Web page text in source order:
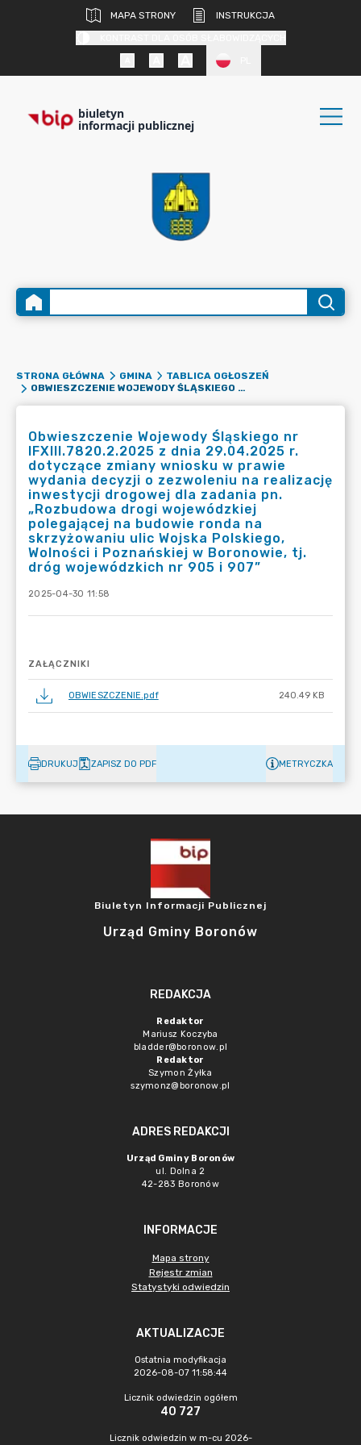
MAPA STRONY
INSTRUKCJA
biuletyn
informacji publicznej
STRONA GŁÓWNA GMINA
TABLICA OGŁOSZEŃ
OBWIESZCZENIE WOJEWODY ŚLĄSKIEGO NR IFXIII.7820.2.2025 Z DNIA 29.04.2025 R. DOTYCZĄCE ZMIANY WNIOSKU W PRAWIE WYDANIA DECYZJI O ZEZWOLENIU NA REALIZACJĘ INWESTYCJI DROGOWEJ DLA ZADANIA PN. „ROZBUDOWA DROGI WOJEWÓDZKIEJ POLEGAJĄCEJ NA BUDOWIE RONDA NA SKRZYŻOWANIU ULIC WOJSKA POLSKIEGO, WOLNOŚCI I POZNAŃSKIEJ W BORONOWIE, TJ. DRÓG WOJEWÓDZKICH NR 905 I 907”
Obwieszczenie Wojewody Śląskiego nr
IFXIII.7820.2.2025 z dnia 29.04.2025 r.
dotyczące zmiany wniosku w prawie
wydania decyzji o zezwoleniu na realizację
inwestycji drogowej dla zadania pn.
„Rozbudowa drogi wojewódzkiej
polegającej na budowie ronda na
skrzyżowaniu ulic Wojska Polskiego,
Wolności i Poznańskiej w Boronowie, tj.
dróg wojewódzkich nr 905 i 907”
2025-04-30 11:58
ZAŁĄCZNIKI
OBWIESZCZENIE.pdf 240.49 KB
DRUKUJ ZAPISZ DO PDF METRYCZKA
Biuletyn Informacji Publicznej
Urząd Gminy Boronów
REDAKCJA
Redaktor
Mariusz Koczyba
bladder@boronow.pl
Redaktor
Szymon Żyłka
szymonz@boronow.pl
ADRES REDAKCJI
Urząd Gminy Boronów
ul. Dolna 2
42-283 Boronów
INFORMACJE
Mapa strony
Rejestr zmian
Statystyki odwiedzin
AKTUALIZACJE
Ostatnia modyfikacja
2026-08-07 11:58:44
Licznik odwiedzin ogółem
40 727
Licznik odwiedzin w m-cu 2026-